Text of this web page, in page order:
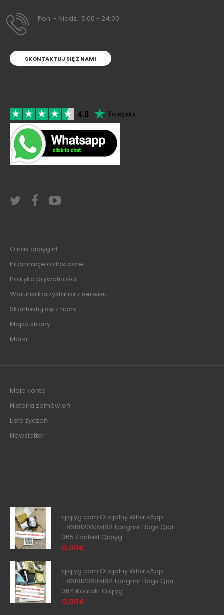
Pon. - Niedz.: 5:00 - 24:00
SKONTAKTUJ SIĘ Z NAMI
O nas qiqiyg.nl
Informacje o dostawie
Polityka prywatności
Warunki korzystania z serwisu
Skontaktuj się z nami
Mapa strony
Marki
Moje konto
Historia zamówień
Lista życzeń
Newsletter
qiqiyg.com Oficjalny WhatsApp:
+8618120605182 Tangmir Bags Qiqi-
365 Kontakt Qiqiyg
0,00€
qiqiyg.com Oficjalny WhatsApp:
+8618120605182 Tangmir Bags Qiqi-
364 Kontakt Qiqiyg
0,00€